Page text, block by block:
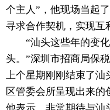
个主人”，他现场当起
寻求合作契机，实现互
“汕头这些年的变化
头。”深圳市招商局保
上个星期刚刚结束了汕
区管委会所呈现出来的